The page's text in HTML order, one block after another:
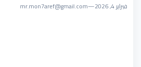
فبراير 4, 2026 —
mr.mon7aref@gmail.com